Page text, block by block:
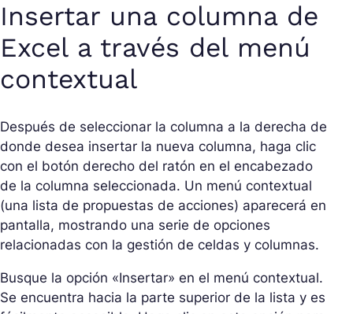
Insertar una columna de
Excel a través del menú
contextual
Después de seleccionar la columna a la derecha de
donde desea insertar la nueva columna, haga clic
con el botón derecho del ratón en el encabezado
de la columna seleccionada. Un menú contextual
(una lista de propuestas de acciones) aparecerá en
pantalla, mostrando una serie de opciones
relacionadas con la gestión de celdas y columnas.
Busque la opción «Insertar» en el menú contextual.
Se encuentra hacia la parte superior de la lista y es